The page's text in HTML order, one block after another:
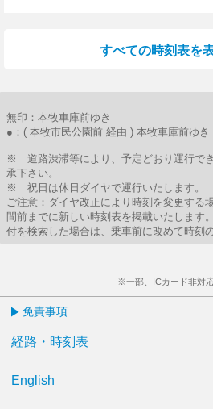
すべての時刻表を
無印：本牧車庫前ゆき
●：( 本牧市民公園前 経由 ) 本牧車庫前ゆき
※ 道路渋滞等により、予定どおり運行で
承下さい。
※ 祝日は休日ダイヤで運行いたします。
ご注意：ダイヤ改正により時刻を変更する
間前までに新しい時刻表を掲載いたします
付を検索した場合は、乗車前に改めて時刻
※一部、ICカード非対
免責事項
経路・時刻表
English